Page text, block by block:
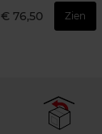
€ 76,50 Zien